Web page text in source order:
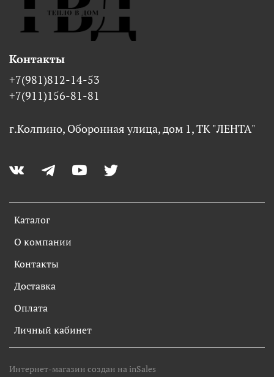
Каталог
О компании
Контакты
Доставка
Оплата
Личный кабинет
Контакты
+7(981)812-14-53
+7(911)156-81-81
г.Колпино, Оборонная улица, дом 1, ТК "ЛЕНТА"
Интернет-магазин создан на inSales